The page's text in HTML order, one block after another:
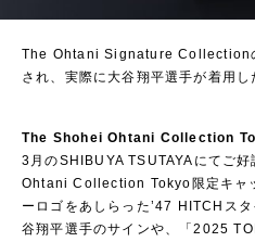
The Ohtani Signature Collection
され、実際に大谷翔平選手が着用し
The Shohei Ohtani Collection
3月のSHIBUYA TSUTAYAにてご
Ohtani Collection Tokyo限定キャ
ーロゴをあしらった’47 HITCHス
谷翔平選手のサインや、「2025